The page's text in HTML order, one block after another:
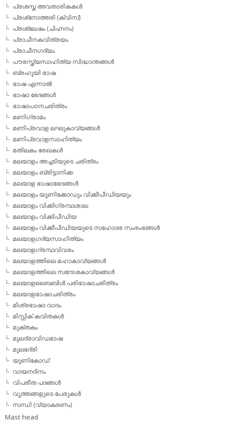
പ്രശസ്ത അവതാരികകള്‍
പ്രശ്‌നോത്തരി (ക്വിസ്)
പ്രശ്ലേഷം (ചിഹ്നനം)
പ്രാചീനകവിത്രയം
പ്രാചീനഗദ്യം
പൗരസ്ത്യസാഹിത്യ സിദ്ധാന്തങ്ങള്‍
ബ്രഹൂയി ഭാഷ
ഭാഷ എന്നാല്‍
ഭാഷാ ഭേദങ്ങള്‍
ഭാഷാപഠനചരിത്രം
മണിഗ്രാമം
മണിപ്രവാള ലഘുകാവ്യങ്ങള്‍
മണിപ്രവാളസാഹിത്യം
മതിലകം രേഖകള്‍
മലയാളം അച്ചടിയുടെ ചരിത്രം
മലയാളം ബ്രിട്ടാനിക്ക
മലയാള ഭാഷാഭേദങ്ങള്‍
മലയാളം യൂണിക്കോഡും വിക്കീപീഡിയയും
മലയാളം വിക്കിഗ്രന്ഥശാല
മലയാളം വിക്കിപീഡിയ
മലയാളം വിക്കീപീഡിയയുടെ സഹോദര സംരംഭങ്ങള്‍
മലയാളഗദ്യസാഹിത്യം
മലയാളഗ്രന്ഥവിവരം
മലയാളത്തിലെ മഹാകാവ്യങ്ങള്‍
മലയാളത്തിലെ സന്ദേശകാവ്യങ്ങള്‍
മലയാളബൈബിള്‍ പരിഭാഷാചരിത്രം
മലയാളഭാഷാചരിത്രം
മിശ്രഭാഷാ വാദം
മിസ്റ്റിക് കവിതകള്‍
മുക്തകം
മൂലദ്രാവിഡഭാഷ
മൂലഭദ്രി
യൂണികോഡ്
വായനദിനം
വിപരീത പദങ്ങള്‍
വൃത്തങ്ങളുടെ പേരുകള്‍
സന്ധി (വ്യാകരണം)
Mast head